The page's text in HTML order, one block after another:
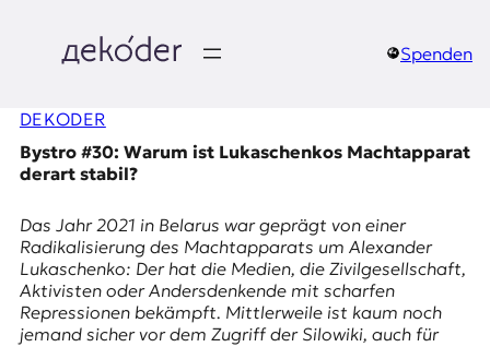
springen
e
k
o
d
e
Spenden
DEKODER
Bystro #30: Warum ist Lukaschenkos Machtapparat
derart stabil?
Das Jahr 2021 in Belarus war geprägt von einer
Radikalisierung des Machtapparats um Alexander
Lukaschenko: Der hat die Medien, die Zivilgesellschaft,
Aktivisten oder Andersdenkende mit scharfen
Repressionen bekämpft. Mittlerweile ist kaum noch
jemand sicher vor dem Zugriff der Silowiki, auch für